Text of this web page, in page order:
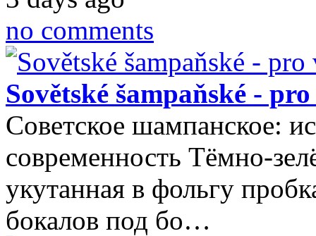
no comments
Sovětské šampaňské -
Советское шампанское:
современность Тёмно-
укутанная в фольгу
бокалов под бо…